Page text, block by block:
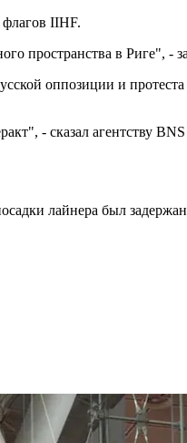
IIHF.
пространства в Риге", -
оппозиции и протеста
- сказал агентству BNS
лайнера был